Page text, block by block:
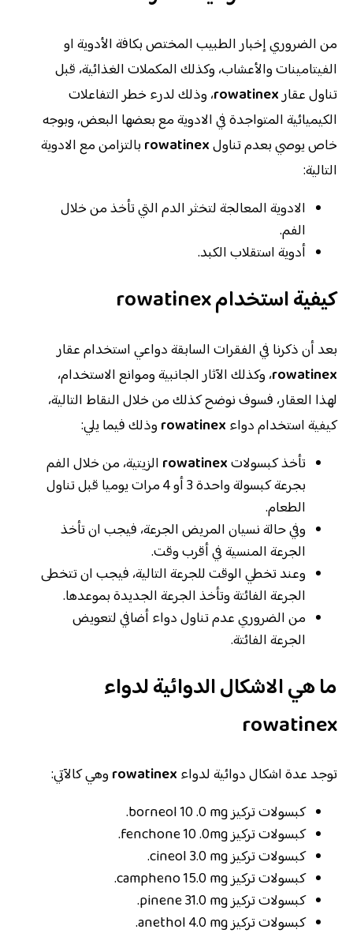
من الضروري إخبار الطبيب المختص بكافة الأدوية او
الفيتامينات والأعشاب، وكذلك المكملات الغذائية، قبل
تناول عقارrowatinex، وذلك لدرء خطر التفاعلات
الكيميائية المتواجدة في الادوية مع بعضها البعض، وبوجه
خاص يوصي بعدم تناولrowatinex بالتزامن مع الادوية
التالية:
الادوية المعالجة لتخثر الدم التي تأخذ من خلال
الفم.
أدوية استقلاب الكبد.
كيفية استخدامrowatinex
بعد أن ذكرنا في الفقرات السابقة دواعي استخدام عقار
rowatinex، وكذلك الآثار الجانبية وموانع الاستخدام،
لهذا العقار، فسوف نوضح كذلك من خلال النقاط التالية،
كيفية استخدام دواء rowatinex وذلك فيما يلي:
تأخذ كبسولاتrowatinex الزيتية، من خلال الفم
بجرعة كبسولة واحدة 3 أو 4 مرات يوميا قبل تناول
الطعام.
وفي حالة نسيان المريض الجرعة، فيجب ان تأخذ
الجرعة المنسية في أقرب وقت.
وعند تخطي الوقت للجرعة التالية، فيجب ان تتخطى
الجرعة الفائتة وتأخذ الجرعة الجديدة بموعدها.
من الضروري عدم تناول دواء أضافي لتعويض
الجرعة الفائتة.
ما هي الاشكال الدوائية لدواء
rowatinex
توجد عدة اشكال دوائية لدواء rowatinex وهي كالآتي:
كبسولات تركيز borneol 10 .0 mg.
كبسولات تركيز fenchone 10 .0mg.
كبسولات تركيز cineol 3.0 mg.
كبسولات تركيز campheno 15.0 mg.
كبسولات تركيز pinene 31.0 mg.
كبسولات تركيز anethol 4.0 mg.